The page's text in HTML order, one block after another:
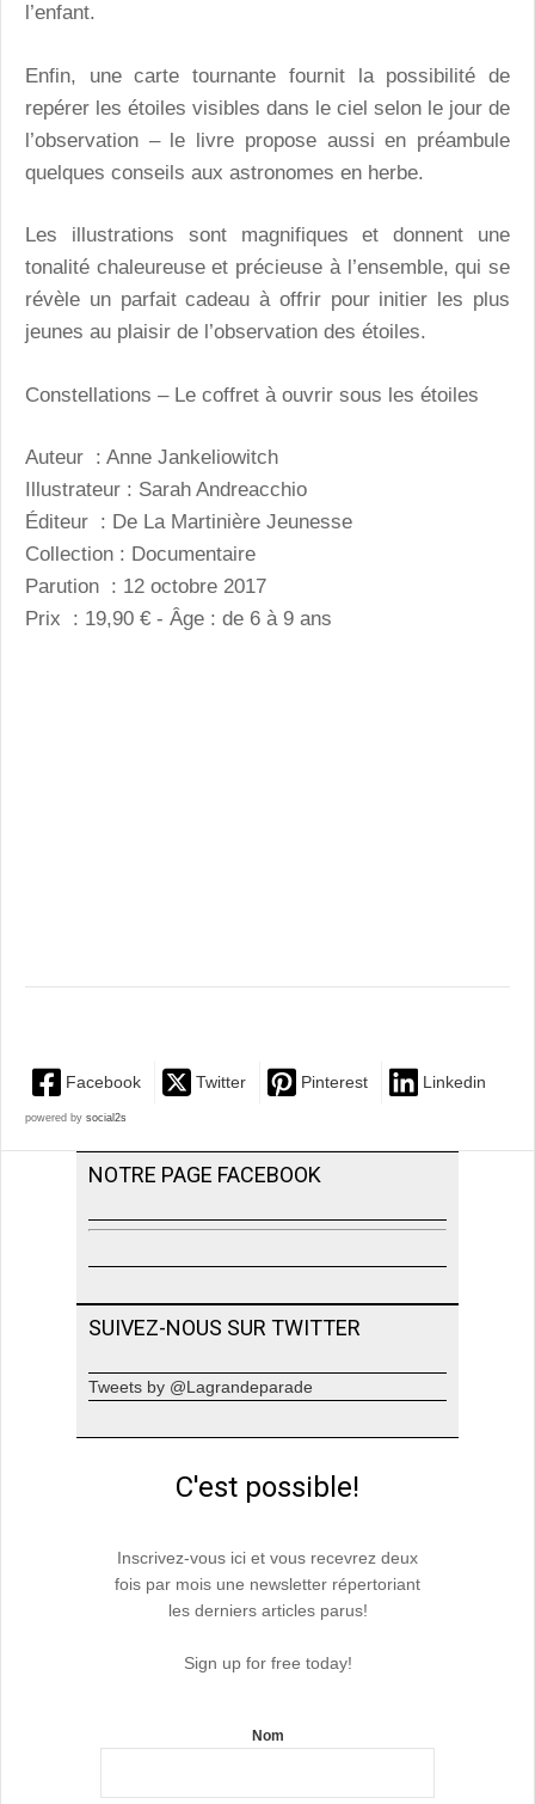
l’enfant.
Enfin, une carte tournante fournit la possibilité de
repérer les étoiles visibles dans le ciel selon le jour de
l’observation – le livre propose aussi en préambule
quelques conseils aux astronomes en herbe.
Les illustrations sont magnifiques et donnent une
tonalité chaleureuse et précieuse à l’ensemble, qui se
révèle un parfait cadeau à offrir pour initier les plus
jeunes au plaisir de l’observation des étoiles.
Constellations – Le coffret à ouvrir sous les étoiles
Auteur : Anne Jankeliowitch
Illustrateur : Sarah Andreacchio
Éditeur : De La Martinière Jeunesse
Collection : Documentaire
Parution : 12 octobre 2017
Prix : 19,90 € - Âge : de 6 à 9 ans
Facebook Twitter Pinterest Linkedin
powered by social2s
NOTRE PAGE FACEBOOK
SUIVEZ-NOUS SUR TWITTER
Tweets by @Lagrandeparade
C'est possible!
Inscrivez-vous ici et vous recevrez deux
fois par mois une newsletter répertoriant
les derniers articles parus!
Sign up for free today!
Nom